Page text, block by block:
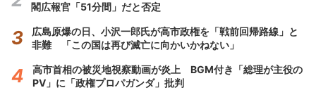
閣広報官「51分間」だと否定
広島原爆の日、小沢一郎氏が高市政権を「戦前回帰路線」と
非難 「この国は再び滅亡に向かいかねない」
高市首相の被災地視察動画が炎上 BGM付き「総理が主役の
PV」に「政権プロパガンダ」批判